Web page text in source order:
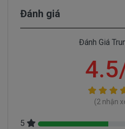
Pin Dell Precision,
hư làm sao chúng ta nhận
Có 3 cách để nhận biết pin
go Dell sẻ có dòng thông
- Hai là chúng ta rê con
báo “ Need replace
Đánh giá
Đánh Giá
(2 nhận
5